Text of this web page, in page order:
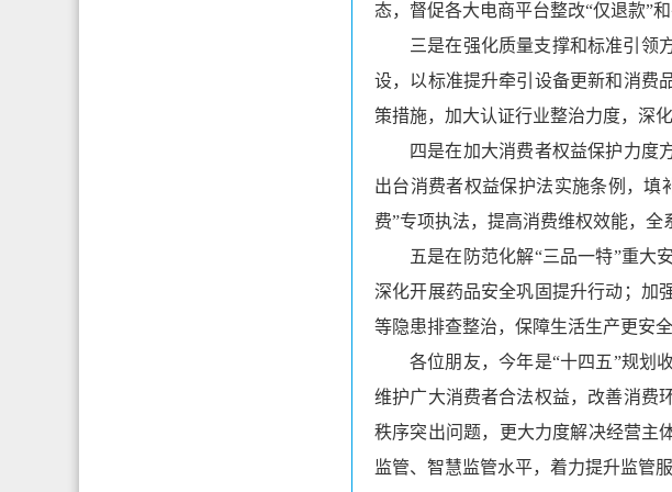
态，督促各大电商平台整改“仅退款”
三是在强化质量支撑和标准引领
设，以标准提升牵引设备更新和消费
策措施，加大认证行业整治力度，深
四是在加大消费者权益保护力度
出台消费者权益保护法实施条例，填
费”专项执法，提高消费维权效能，全
五是在防范化解“三品一特”重大
深化开展药品安全巩固提升行动；加
等隐患排查整治，保障生活生产更安全
各位朋友，今年是“十四五”规划
维护广大消费者合法权益，改善消费
秩序突出问题，更大力度解决经营主
监管、智慧监管水平，着力提升监管服